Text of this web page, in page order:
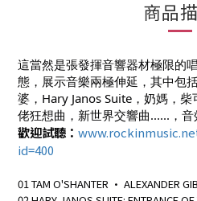
商品
這當然是張發揮音響器材極限的
態，展示音樂兩極伸延，其中包
婆，Hary Janos Suite，奶媽，柴
佬狂想曲，新世界交響曲......，
歡迎試聽：
id=400
01 TAM O'SHANTER • ALEXANDER